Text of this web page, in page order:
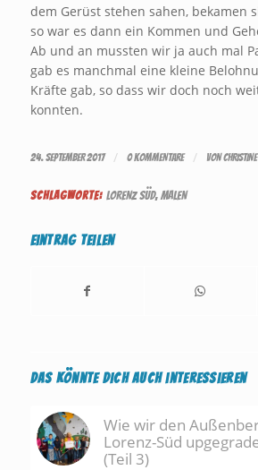
dem Gerüst stehen sahen, bekamen
so war es dann ein Kommen und
Ab und an mussten wir ja auch mal
gab es manchmal eine kleine
Kräfte gab, so dass wir doch noch
konnten.
24. SEPTEMBER 2017 / 0 KOMMENTARE / VON
SCHLAGWORTE: LORENZ SÜD, MALEN
Eintrag teilen
Das könnte Dich auch interessieren
Wie wir den
Lorenz-Süd
(Teil 3)